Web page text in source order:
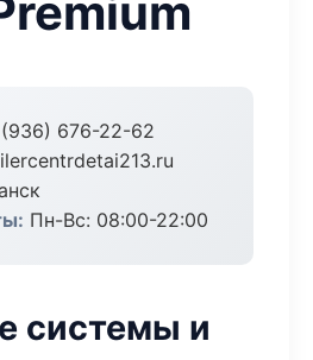
676-22-62
Пн-Вс: 08:00-22:00
системы и